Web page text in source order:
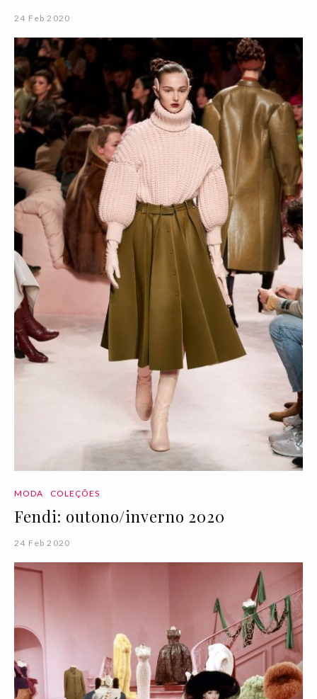
24 Feb 2020
MODA COLEÇÕES
Fendi: outono/inverno 2020
24 Feb 2020